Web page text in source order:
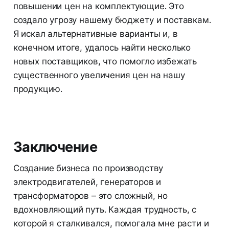
повышении цен на комплектующие. Это
создало угрозу нашему бюджету и поставкам.
Я искал альтернативные варианты и, в
конечном итоге, удалось найти несколько
новых поставщиков, что помогло избежать
существенного увеличения цен на нашу
продукцию.
Заключение
Создание бизнеса по производству
электродвигателей, генераторов и
трансформаторов – это сложный, но
вдохновляющий путь. Каждая трудность, с
которой я сталкивался, помогала мне расти и